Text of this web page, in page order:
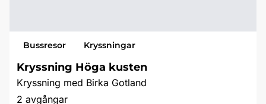
Bussresor Kryssningar
Kryssning Höga kusten
Kryssning med Birka Gotland
2 avgångar